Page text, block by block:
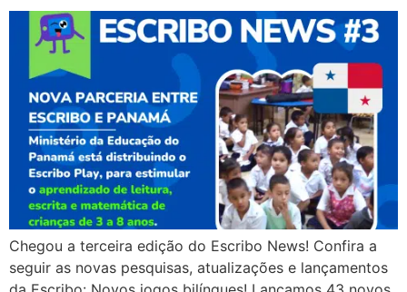
Chegou a terceira edição do Escribo News! Confira a
seguir as novas pesquisas, atualizações e lançamentos